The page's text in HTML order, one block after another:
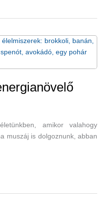
amikor valahogy
muszáj is dolgoznunk, abban